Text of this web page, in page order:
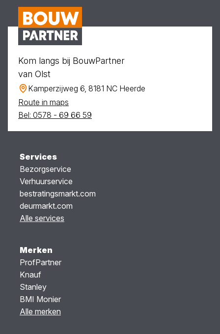
Kom langs bij BouwPartner
van Olst
Kamperzijweg 6, 8181 NC Heerde
Route in maps
Bel: 0578 - 69 66 59
Services
Bezorgservice
Verhuurservice
bestratingsmarkt.com
deurmarkt.com
Alle services
Merken
ProfPartner
Knauf
Stanley
BMI Monier
Alle merken